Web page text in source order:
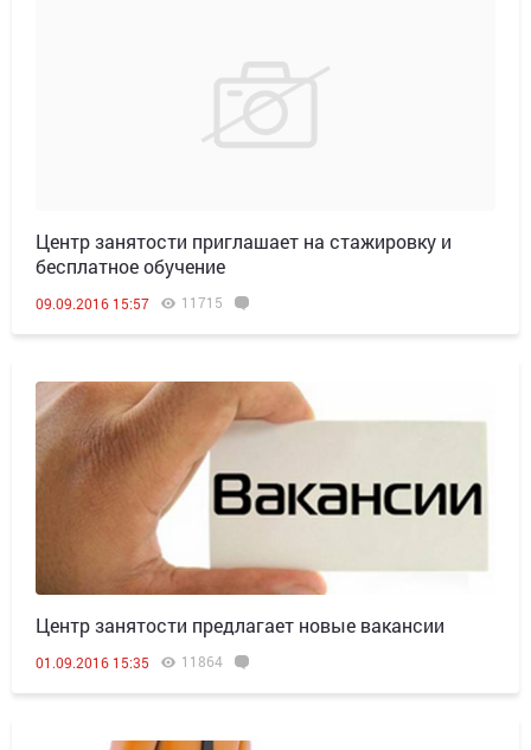
Центр занятости приглашает на стажировку и
бесплатное обучение
09.09.2016 15:57 11715
Центр занятости предлагает новые вакансии
01.09.2016 15:35 11864